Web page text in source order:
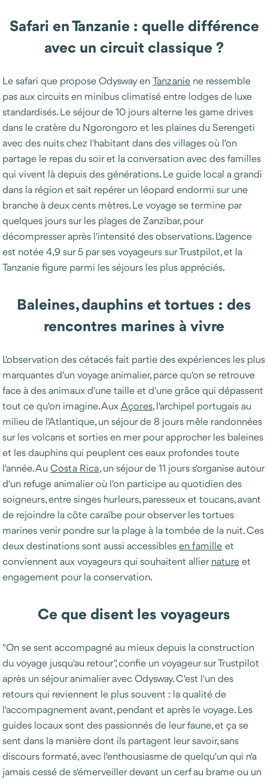
Safari en Tanzanie : quelle différence
avec un circuit classique ?
Le safari que propose Odysway enTanzanie ne ressemble
pas aux circuits en minibus climatisé entre lodges de luxe
standardisés. Le séjour de 10 jours alterne les game drives
dans le cratère du Ngorongoro et les plaines du Serengeti
avec des nuits chez l'habitant dans des villages où l'on
partage le repas du soir et la conversation avec des familles
qui vivent là depuis des générations. Le guide local a grandi
dans la région et sait repérer un léopard endormi sur une
branche à deux cents mètres. Le voyage se termine par
quelques jours sur les plages de Zanzibar, pour
décompresser après l'intensité des observations. L'agence
est notée 4,9 sur 5 par ses voyageurs sur Trustpilot, et la
Tanzanie figure parmi les séjours les plus appréciés.
Baleines, dauphins et tortues : des
rencontres marines à vivre
L'observation des cétacés fait partie des expériences les plus
marquantes d'un voyage animalier, parce qu'on se retrouve
face à des animaux d'une taille et d'une grâce qui dépassent
tout ce qu'on imagine. AuxAçores, l'archipel portugais au
milieu de l'Atlantique, un séjour de 8 jours mêle randonnées
sur les volcans et sorties en mer pour approcher les baleines
et les dauphins qui peuplent ces eaux profondes toute
l'année. Au Costa Rica, un séjour de 11 jours s'organise autour
d'un refuge animalier où l'on participe au quotidien des
soigneurs, entre singes hurleurs, paresseux et toucans, avant
de rejoindre la côte caraïbe pour observer les tortues
marines venir pondre sur la plage à la tombée de la nuit. Ces
deux destinations sont aussi accessiblesen famille et
conviennent aux voyageurs qui souhaitent alliernatureet
engagement pour la conservation.
Ce que disent les voyageurs
"On se sent accompagné au mieux depuis la construction
du voyage jusqu'au retour", confie un voyageur sur Trustpilot
après un séjour animalier avec Odysway. C'est l'un des
retours qui reviennent le plus souvent : la qualité de
l'accompagnement avant, pendant et après le voyage. Les
guides locaux sont des passionnés de leur faune, et ça se
sent dans la manière dont ils partagent leur savoir, sans
discours formaté, avec l'enthousiasme de quelqu'un qui n'a
jamais cessé de s'émerveiller devant un cerf au brame ou un